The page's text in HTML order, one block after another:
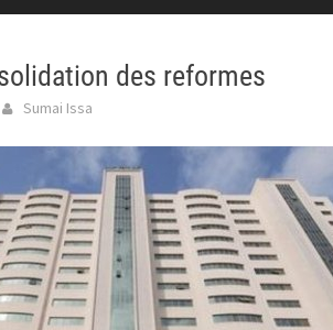
des reformes
Sumai Issa